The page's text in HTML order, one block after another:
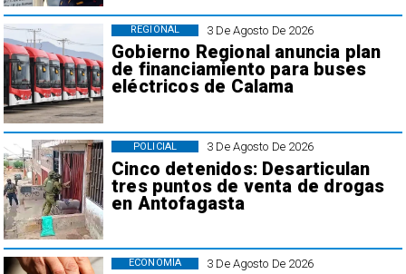
3 De Agosto De 2026
Gobierno Regional anuncia plan
de financiamiento para buses
eléctricos de Calama
REGIONAL
3 De Agosto De 2026
Cinco detenidos: Desarticulan
tres puntos de venta de drogas
en Antofagasta
POLICIAL
3 De Agosto De 2026
ECONOMÍA